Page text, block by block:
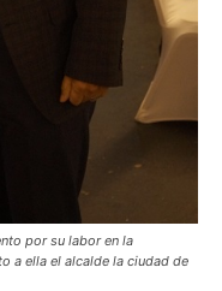
por su labor en la
a ella el alcalde la ciudad de